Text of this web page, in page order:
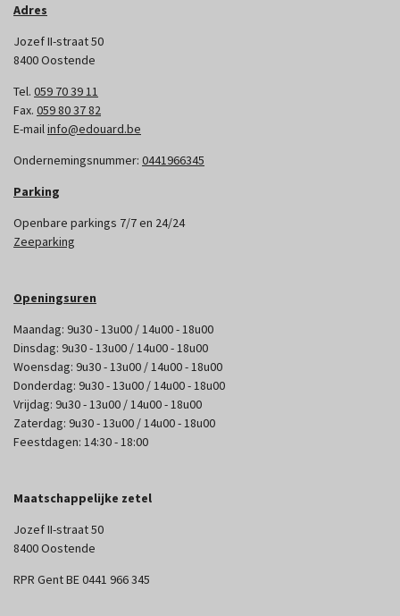
Adres
Jozef II-straat 50
8400 Oostende
Tel. 059 70 39 11
Fax. 059 80 37 82
E-mailinfo@edouard.be
Ondernemingsnummer: 0441966345
Parking
Openbare parkings 7/7 en 24/24
Zeeparking
Openingsuren
Maandag: 9u30 - 13u00 / 14u00 - 18u00
Dinsdag: 9u30 - 13u00 / 14u00 - 18u00
Woensdag: 9u30 - 13u00 / 14u00 - 18u00
Donderdag: 9u30 - 13u00 / 14u00 - 18u00
Vrijdag: 9u30 - 13u00 / 14u00 - 18u00
Zaterdag: 9u30 - 13u00 / 14u00 - 18u00
Feestdagen: 14:30 - 18:00
Maatschappelijke zetel
Jozef II-straat 50
8400 Oostende
RPR Gent BE 0441 966 345